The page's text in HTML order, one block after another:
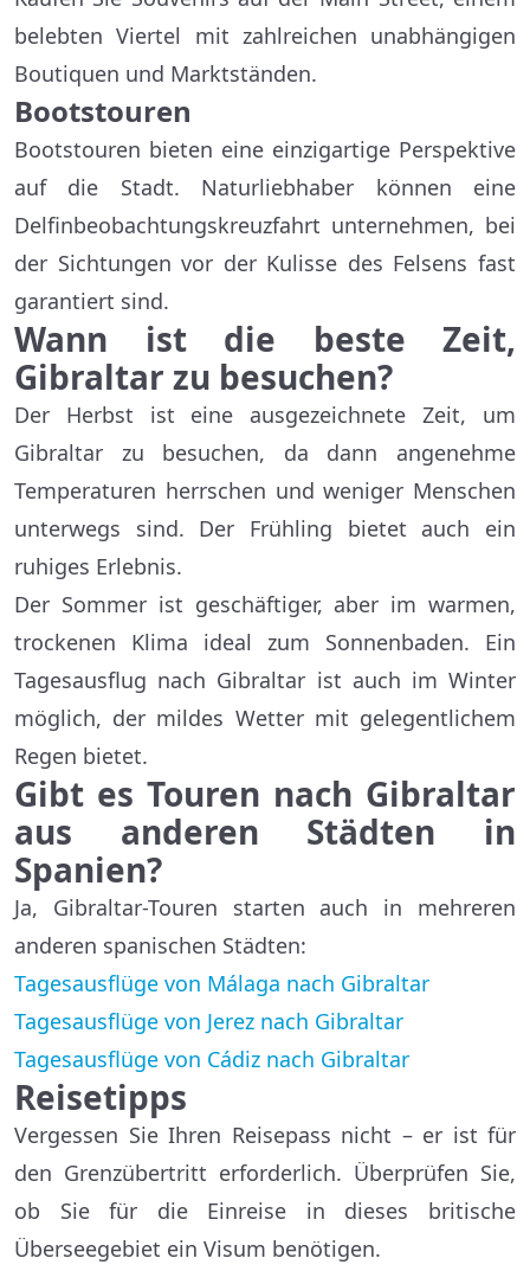
belebten Viertel mit zahlreichen unabhängigen
Boutiquen und Marktständen.
Bootstouren
Bootstouren bieten eine einzigartige Perspektive
auf die Stadt. Naturliebhaber können eine
Delfinbeobachtungskreuzfahrt unternehmen, bei
der Sichtungen vor der Kulisse des Felsens fast
garantiert sind.
Wann ist die beste Zeit,
Gibraltar zu besuchen?
Der Herbst ist eine ausgezeichnete Zeit, um
Gibraltar zu besuchen, da dann angenehme
Temperaturen herrschen und weniger Menschen
unterwegs sind. Der Frühling bietet auch ein
ruhiges Erlebnis.
Der Sommer ist geschäftiger, aber im warmen,
trockenen Klima ideal zum Sonnenbaden. Ein
Tagesausflug nach Gibraltar ist auch im Winter
möglich, der mildes Wetter mit gelegentlichem
Regen bietet.
Gibt es Touren nach Gibraltar
aus anderen Städten in
Spanien?
Ja, Gibraltar-Touren starten auch in mehreren
anderen spanischen Städten:
Tagesausflüge von Málaga nach Gibraltar
Tagesausflüge von Jerez nach Gibraltar
Tagesausflüge von Cádiz nach Gibraltar
Reisetipps
Vergessen Sie Ihren Reisepass nicht – er ist für
den Grenzübertritt erforderlich. Überprüfen Sie,
ob Sie für die Einreise in dieses britische
Überseegebiet ein Visum benötigen.